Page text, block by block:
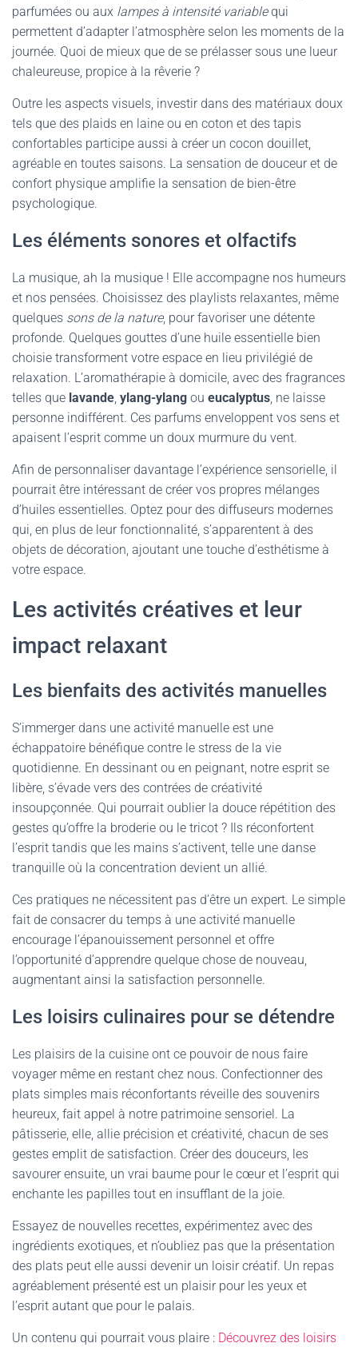
parfumées ou aux lampes à intensité variablequi
permettent d’adapter l’atmosphère selon les moments de la
journée. Quoi de mieux que de se prélasser sous une lueur
chaleureuse, propice à la rêverie ?
Outre les aspects visuels, investir dans des matériaux doux
tels que des plaids en laine ou en coton et des tapis
confortables participe aussi à créer un cocon douillet,
agréable en toutes saisons. La sensation de douceur et de
confort physique amplifie la sensation de bien-être
psychologique.
Les éléments sonores et olfactifs
La musique, ah la musique ! Elle accompagne nos humeurs
et nos pensées. Choisissez des playlists relaxantes, même
quelques sons de la nature, pour favoriser une détente
profonde. Quelques gouttes d’une huile essentielle bien
choisie transforment votre espace en lieu privilégié de
relaxation. L’aromathérapie à domicile, avec des fragrances
telles que lavande, ylang-ylang ou eucalyptus, ne laisse
personne indifférent. Ces parfums enveloppent vos sens et
apaisent l’esprit comme un doux murmure du vent.
Afin de personnaliser davantage l’expérience sensorielle, il
pourrait être intéressant de créer vos propres mélanges
d’huiles essentielles. Optez pour des diffuseurs modernes
qui, en plus de leur fonctionnalité, s’apparentent à des
objets de décoration, ajoutant une touche d’esthétisme à
votre espace.
Les activités créatives et leur
impact relaxant
Les bienfaits des activités manuelles
S’immerger dans une activité manuelle est une
échappatoire bénéfique contre le stress de la vie
quotidienne. En dessinant ou en peignant, notre esprit se
libère, s’évade vers des contrées de créativité
insoupçonnée. Qui pourrait oublier la douce répétition des
gestes qu’offre la broderie ou le tricot ? Ils réconfortent
l’esprit tandis que les mains s’activent, telle une danse
tranquille où la concentration devient un allié.
Ces pratiques ne nécessitent pas d’être un expert. Le simple
fait de consacrer du temps à une activité manuelle
encourage l’épanouissement personnel et offre
l’opportunité d’apprendre quelque chose de nouveau,
augmentant ainsi la satisfaction personnelle.
Les loisirs culinaires pour se détendre
Les plaisirs de la cuisine ont ce pouvoir de nous faire
voyager même en restant chez nous. Confectionner des
plats simples mais réconfortants réveille des souvenirs
heureux, fait appel à notre patrimoine sensoriel. La
pâtisserie, elle, allie précision et créativité, chacun de ses
gestes emplit de satisfaction. Créer des douceurs, les
savourer ensuite, un vrai baume pour le cœur et l’esprit qui
enchante les papilles tout en insufflant de la joie.
Essayez de nouvelles recettes, expérimentez avec des
ingrédients exotiques, et n’oubliez pas que la présentation
des plats peut elle aussi devenir un loisir créatif. Un repas
agréablement présenté est un plaisir pour les yeux et
l’esprit autant que pour le palais.
Un contenu qui pourrait vous plaire : Découvrez des loisirs